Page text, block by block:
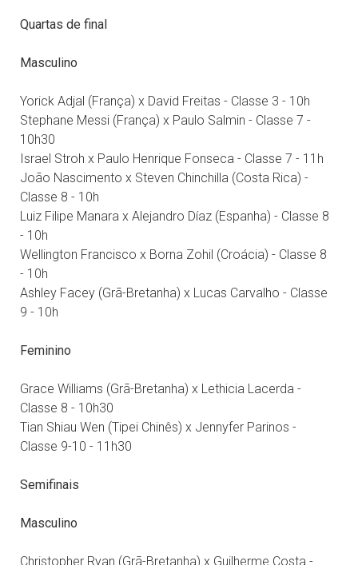
Quartas de final
Masculino
Yorick Adjal (França) x David Freitas - Classe 3 - 10h
Stephane Messi (França) x Paulo Salmin - Classe 7 -
10h30
Israel Stroh x Paulo Henrique Fonseca - Classe 7 - 11h
João Nascimento x Steven Chinchilla (Costa Rica) -
Classe 8 - 10h
Luiz Filipe Manara x Alejandro Díaz (Espanha) - Classe 8
- 10h
Wellington Francisco x Borna Zohil (Croácia) - Classe 8
- 10h
Ashley Facey (Grã-Bretanha) x Lucas Carvalho - Classe
9 - 10h
Feminino
Grace Williams (Grã-Bretanha) x Lethicia Lacerda -
Classe 8 - 10h30
Tian Shiau Wen (Tipei Chinês) x Jennyfer Parinos -
Classe 9-10 - 11h30
Semifinais
Masculino
Christopher Ryan (Grã-Bretanha) x Guilherme Costa -